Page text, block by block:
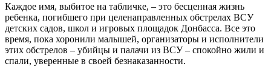
Каждое имя, выбитое на табличке, – это бесценная жизнь
ребенка, погибшего при целенаправленных обстрелах ВСУ
детских садов, школ и игровых площадок Донбасса. Все это
время, пока хоронили малышей, организаторы и исполнители
этих обстрелов – убийцы и палачи из ВСУ – спокойно жили и
спали, уверенные в своей безнаказанности.